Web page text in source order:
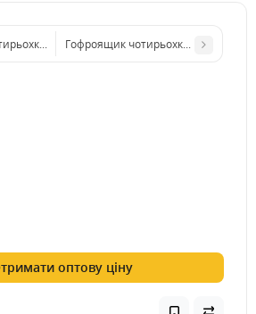
380*255*230 бурий. GFR
Гофроящик чотирьохклапанний
оптову ціну